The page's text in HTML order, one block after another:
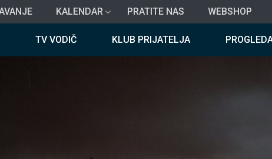
KALENDAR PRATITE NAS WEBSHOP
TV VODIČ KLUB PRIJATELJA